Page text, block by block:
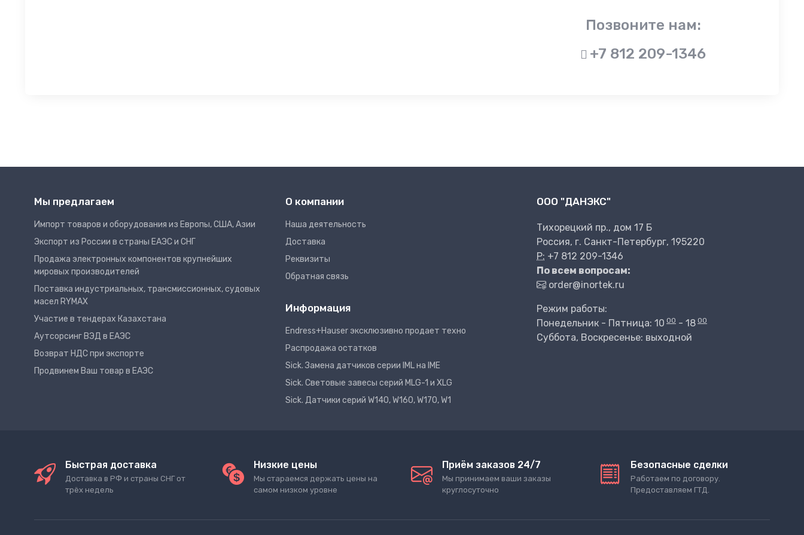
Позвоните нам:
+7 812 209-1346
Мы предлагаем
Импорт товаров и оборудования из Европы, США, Азии
Экспорт из России в страны ЕАЭС и СНГ
Продажа электронных компонентов крупнейших
мировых производителей
Поставка индустриальных, трансмиссионных, судовых
масел RYMAX
Участие в тендерах Казахстана
Аутсорсинг ВЭД в ЕАЭС
Возврат НДС при экспорте
Продвинем Ваш товар в ЕАЭС
О компании
Наша деятельность
Доставка
Реквизиты
Обратная связь
Информация
Endress+Hauser эксклюзивно продает техно
Распродажа остатков
Sick. Замена датчиков серии IML на IME
Sick. Световые завесы серий MLG-1 и XLG
Sick. Датчики серий W140, W160, W170, W1
ООО "ДАНЭКС"
Тихорецкий пр., дом 17 Б
Россия, г. Санкт-Петербург, 195220
P: +7 812 209-1346
По всем вопросам:
order@inortek.ru
Режим работы:
Понедельник - Пятница: 10 00 - 18 00
Суббота, Воскресенье: выходной
Быстрая доставка
Доставка в РФ и страны СНГ от
трёх недель
Низкие цены
Мы стараемся держать цены на
самом низком уровне
Приём заказов 24/7
Мы принимаем ваши заказы
круглосуточно
Безопасные сделки
Работаем по договору.
Предоставляем ГТД.